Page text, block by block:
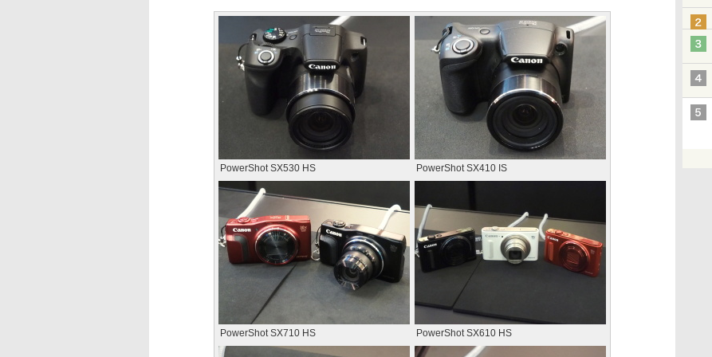
PowerShot SX530 HS PowerShot SX410 IS
PowerShot SX710 HS PowerShot SX610 HS